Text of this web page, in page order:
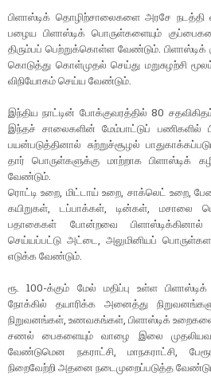
பிளாஸ்டிக் தொழிற்சாலைகளை அரசே நடத்தி
பழைய பிளாஸ்டிக் பொருள்களையும்
திரும்பப் பெற்றுக்கொள்ள வேண்டும்.
கொடுத்து கொள்முதல் செய்து மறுசுழற்சி
விநியோகம் செய்ய வேண்டும்.
இந்திய நாட்டின் போக்குவரத்தில் 80
இந்தச் சாலைகளின் மேம்பாட்டுப் பணிகளில்
பயன்படுத்தினால் சுற்றுச்சூழல்
தார் பொருள்களுக்கு மாற்றாக பிளாஸ்டிக்
வேண்டும்.
ரொட்டி உறை, மிட்டாய் உறை, சாக்லெட்
கயிறுகள், டப்பாக்கள், டின்கள், மசாலை
பதாகைகள் போன்றவை பிளாஸ்டிக்கினால்
செய்யப்பட்டு அட்டை, அலுமினியப்
எடுக்க வேண்டும்.
ரூ. 100-க்கும் மேல் மதிப்பு உள்ள
நோக்கில் தயாரிக்க அனைத்து
நிறுவனங்கள், உணவகங்கள், பிளாஸ்டிக்
சணல் பைகளையும் வாழை இலை
வேண்டுமென நகராட்சி, மாநகராட்சி,
நிறைவேற்றி அதனை நடைமுறைப்படுத்த